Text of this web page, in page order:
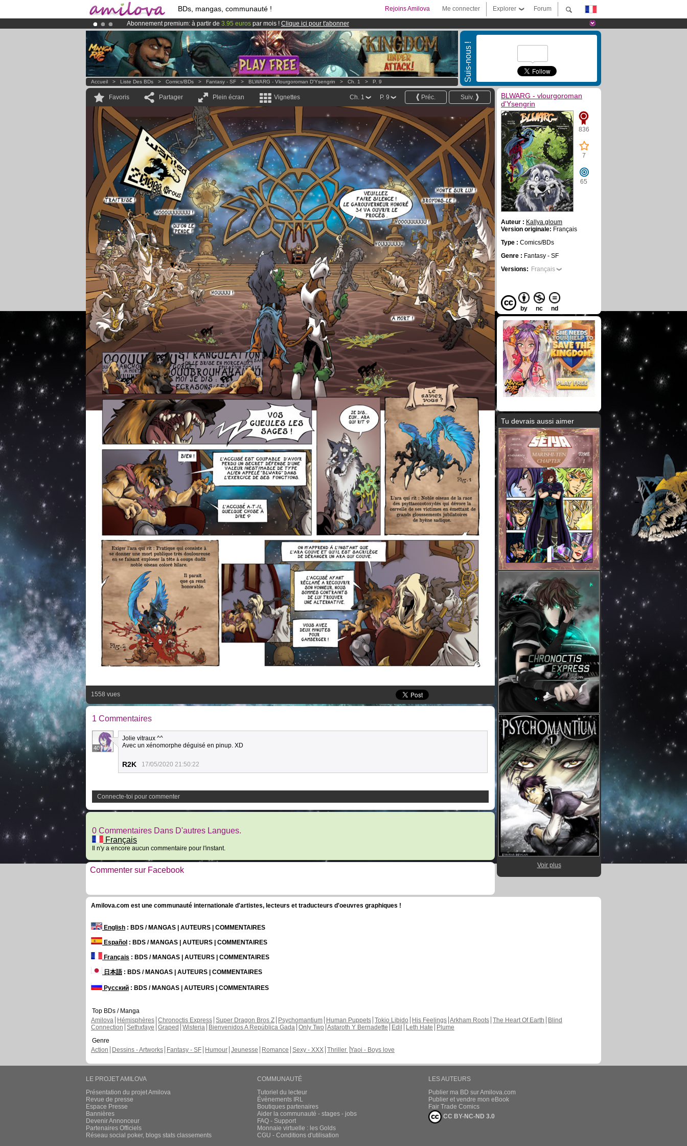
BDs, mangas, communauté ! Forum
Explorer
Me connecter
Rejoins Amilova
Abonnement premium: à partir de 3.95 euros par mois ! Clique ici pour t'abonner
Déjà 134393membreset 1208BDs & Mangas!
LeKickstarter Amilova est désormais lancé
Suis-nous !
Accueil > Liste Des BDs > Comics/BDs > Fantasy - SF > BLWARG - Vlourgoroman D'Ysengrin > Ch. 1 > P. 9
Favoris Partager Plein écran Vignettes Suiv.
Préc.
P. 9
Ch. 1
1558 vues
1 Commentaires
40
Jolie vitraux ^^
Avec un xénomorphe déguisé en pinup. XD
R2K 17/05/2020 21:50:22
Connecte-toi pour commenter
0 Commentaires Dans D'autres Langues.
Français
Il n'y a encore aucun commentaire pour l'instant.
Commenter sur Facebook
BLWARG - vlourgoroman
d'Ysengrin
836
7
65
Auteur : Kallya.gloum
Version originale: Français
Type : Comics/BDs
Genre : Fantasy - SF
Versions: Français
by nc nd
Tu devrais aussi aimer
Voir plus
Amilova.com est une communauté internationale d'artistes, lecteurs et traducteurs d'oeuvres graphiques !
English : BDS / MANGAS | AUTEURS | COMMENTAIRES
Español : BDS / MANGAS | AUTEURS | COMMENTAIRES
Français : BDS / MANGAS | AUTEURS | COMMENTAIRES
日本語: BDS / MANGAS | AUTEURS | COMMENTAIRES
Русский : BDS / MANGAS | AUTEURS | COMMENTAIRES
Top BDs / Manga
Amilova
Hémisphères Chronoctis Express Super Dragon Bros Z Psychomantium Human Puppets Tokio Libido His Feelings Arkham Roots The Heart Of Earth
Blind
Connection Sethxfaye Graped Wisteria Bienvenidos A República Gada Only Two Astaroth Y Bernadette Edil Leth Hate
Plume
Genre
Action
Dessins - Artworks Fantasy - SF Humour Jeunesse Romance Sexy - XXX Thriller Yaoi - Boys love
LE PROJET AMILOVA
Présentation du projet Amilova
Revue de presse
Espace Presse
Bannières
Devenir Annonceur
Partenaires Officiels
Réseau social poker, blogs stats classements
COMMUNAUTÉ
Tutoriel du lecteur
Évènements IRL
Boutiques partenaires
Aider la communauté - stages - jobs
FAQ - Support
Monnaie virtuelle : les Golds
CGU - Conditions d'utilisation
LES AUTEURS
Publier ma BD sur Amilova.com
Publier et vendre mon eBook
Fair Trade Comics
CC BY-NC-ND 3.0